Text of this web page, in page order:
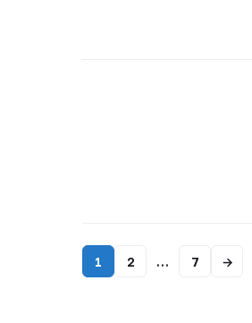
1 2 … 7 →